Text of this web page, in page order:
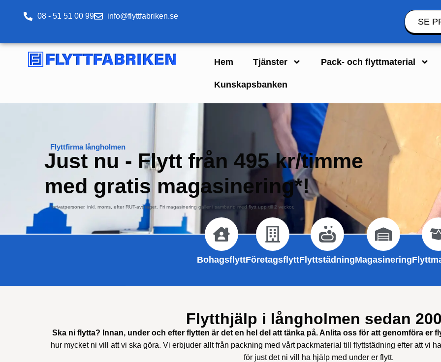
08 - 51 51 00 99 info@flyttfabriken.se
SE
Hem Tjänster Pack- och flyttmaterial
Kunskapsbanken
Flyttfirma långholmen
Just nu - Flytt från 495 kr/timme
med gratis magasinering*!
*privatpersoner, inkl. moms, efter RUT-avdraget. Fri magasinering gäller i samband med flytt upp till 2 veckor.
BohagsflyttFöretagsflyttFlyttstädningMagasinering
Flytthjälp i långholmen sedan
Ska ni flytta? Innan, under och efter flytten är det en hel del att tänka på. Anlita oss för att genomföra er
hur mycket ni vill att vi ska göra. Vi erbjuder allt från packning med vårt packmaterial till flyttstädning efter att vi
för just det ni vill ha hjälp med under er flytt.